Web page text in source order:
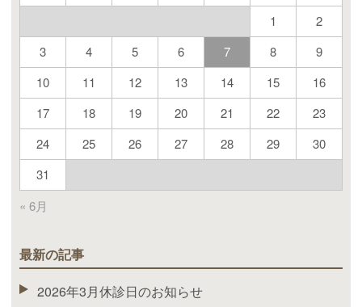
« 6月
1
2
3
4 5 6 7 8
9
10
11 12 13 14 15
16
17
18 19 20 21 22
23
24
25 26 27 28 29
30
31
最新の記事
2026年3月休診日のお知らせ